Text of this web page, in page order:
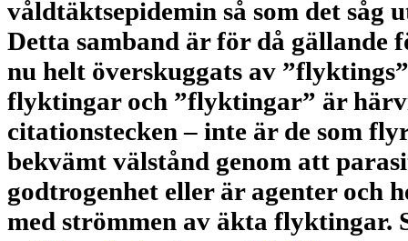
våldtäktsepidemin så som det såg
Detta samband är för då gällande
nu helt överskuggats av
flyktingar och ”flyktingar” är
citationstecken – inte är de som
bekvämt välstånd genom att
godtrogenhet eller är agenter och
med strömmen av äkta flyktingar.